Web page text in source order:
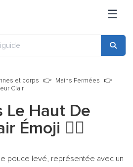
☰
et corps
Mains Fermées
Clair
Le Haut De
Émoji 👍🏻
pouce levé, représentée avec un